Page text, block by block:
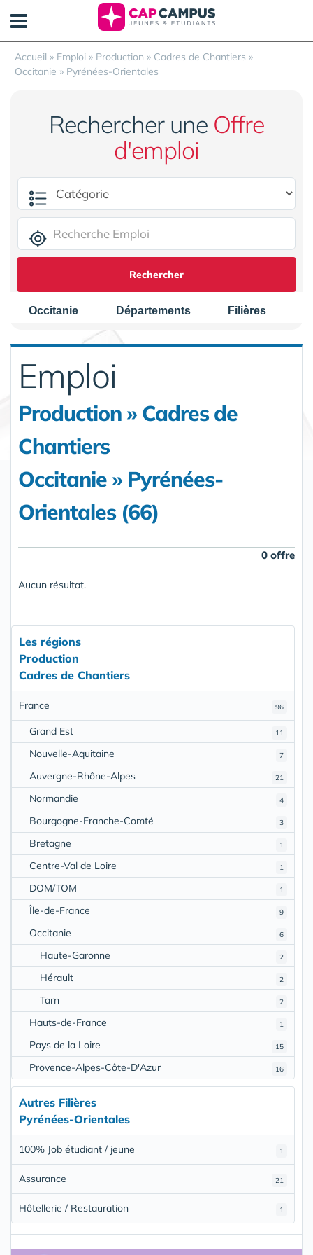
Accueil » Emploi » Production » Cadres de Chantiers »
Occitanie » Pyrénées-Orientales
Rechercher une Offre
d'emploi
Rechercher
Occitanie Départements Filières
Emploi
Production » Cadres de
Chantiers
Occitanie » Pyrénées-
Orientales (66)
0 offre
Aucun résultat.
Les régions
Production
Cadres de Chantiers
96
France
11
Grand Est
7
Nouvelle-Aquitaine
21
Auvergne-Rhône-Alpes
4
Normandie
3
Bourgogne-Franche-Comté
1
Bretagne
1
Centre-Val de Loire
1
DOM/TOM
9
Île-de-France
6
Occitanie
2
Haute-Garonne
2
Hérault
2
Tarn
1
Hauts-de-France
15
Pays de la Loire
16
Provence-Alpes-Côte-D'Azur
Autres Filières
Pyrénées-Orientales
1
100% Job étudiant / jeune
21
Assurance
1
Hôtellerie / Restauration
Panneau de gestion des cookies